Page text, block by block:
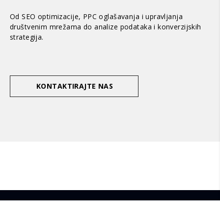
Od SEO optimizacije, PPC oglašavanja i upravljanja
društvenim mrežama do analize podataka i konverzijskih
strategija.
KONTAKTIRAJTE NAS